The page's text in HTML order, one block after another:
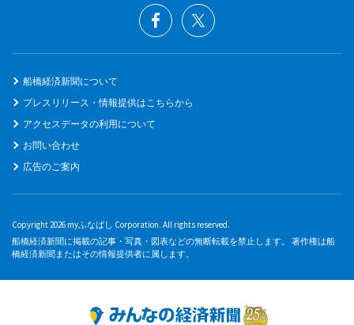
船橋経済新聞について
プレスリリース・情報提供はこちらから
アクセスデータの利用について
お問い合わせ
広告のご案内
Copyright 2026 myふなばし Corporation. All rights reserved.
船橋経済新聞に掲載の記事・写真・図表などの無断転載を禁止します。 著作権は船
橋経済新聞またはその情報提供者に属します。